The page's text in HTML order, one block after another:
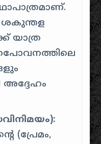
ശകുന്തള
യാത്ര
അദ്ദേഹം
(പ്രേമം,